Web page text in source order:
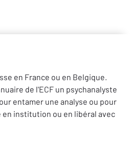
en France ou en Belgique.
de l'ECF un psychanalyste
entamer une analyse ou pour
institution ou en libéral avec